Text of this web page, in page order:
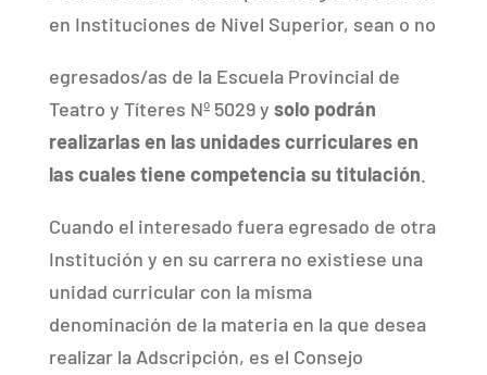
en Instituciones de Nivel Superior, sean o no
egresados/as de la Escuela Provincial de
Teatro y Títeres Nº 5029 y solo podrán
realizarlas en las unidades curriculares en
las cuales tiene competencia su titulación
Cuando el interesado fuera egresado de otra
Institución y en su carrera no existiese una
unidad curricular con la misma
denominación de la materia en la que desea
realizar la Adscripción, es el Consejo